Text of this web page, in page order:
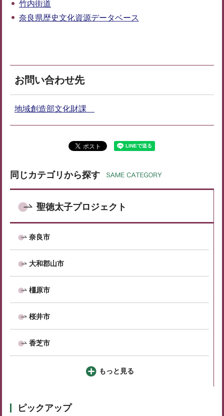
竹内街道
奈良県歴史文化資源データベース
お問い合わせ先
地域創造部文化財課
同じカテゴリから探す
聖徳太子プロジェクト
奈良市
大和郡山市
橿原市
桜井市
香芝市
もっと見る
ピックアップ